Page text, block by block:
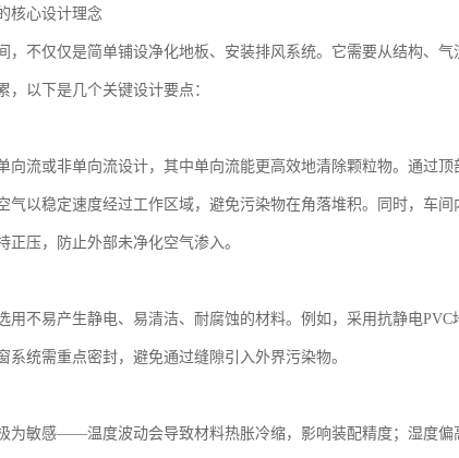
核心设计理念
，不仅仅是简单铺设净化地板、安装排风系统。它需要从结构、
，以下是几个关键设计要点：
向流或非单向流设计，其中单向流能更高效地清除颗粒物。通过
气以稳定速度经过工作区域，避免污染物在角落堆积。同时，车
正压，防止外部未净化空气渗入。
用不易产生静电、易清洁、耐腐蚀的材料。例如，采用抗静电
系统需重点密封，避免通过缝隙引入外界污染物。
为敏感——温度波动会导致材料热胀冷缩，影响装配精度；湿度偏